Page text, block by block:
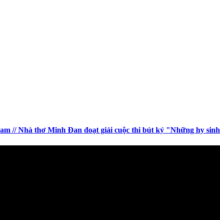
// Nhà thơ Minh Đan đoạt giải cuộc thi bút ký "Những hy